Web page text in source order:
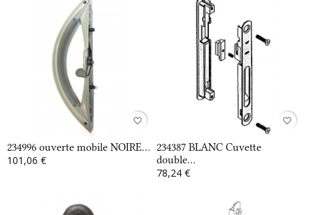
favorite_border
234996 ouverte mobile NOIRE...
101,06 €
favorite_border
234387 BLANC Cuvette
double...
78,24 €